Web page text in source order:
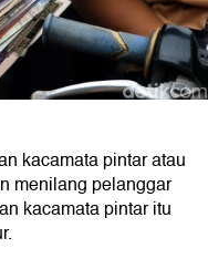
kacamata pintar atau
menilang pelanggar
kacamata pintar itu